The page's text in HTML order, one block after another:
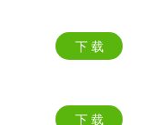
下 载
下 载